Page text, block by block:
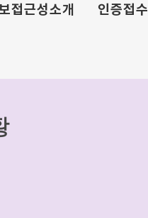
접근성소개 인증접수